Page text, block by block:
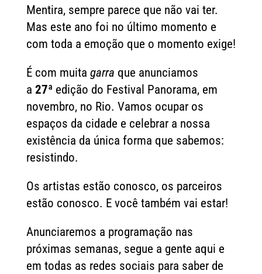
Mentira, sempre parece que não vai ter.
Mas este ano foi no último momento e
com toda a emoção que o momento exige!
É com muita garra que anunciamos
a 27ª edição do Festival Panorama, em
novembro, no Rio. Vamos ocupar os
espaços da cidade e celebrar a nossa
existência da única forma que sabemos:
resistindo.
Os artistas estão conosco, os parceiros
estão conosco. E você também vai estar!
Anunciaremos a programação nas
próximas semanas, segue a gente aqui e
em todas as redes sociais para saber de